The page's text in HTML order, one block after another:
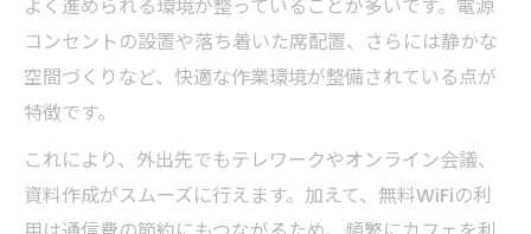
よく進められる環境が整っていることが多いです。電源
コンセントの設置や落ち着いた席配置、さらには静かな
空間づくりなど、快適な作業環境が整備されている点が
特徴です。
これにより、外出先でもテレワークやオンライン会議、
資料作成がスムーズに行えます。加えて、無料WiFiの利